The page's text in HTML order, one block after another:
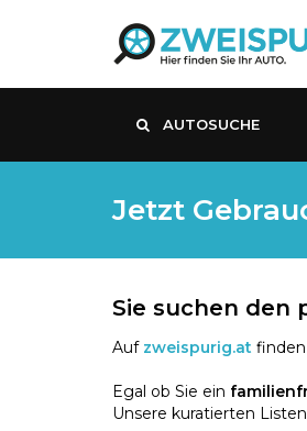
AUTOSUCHE
Jetzt
Sie suchen den
Auf zweispurig.at
Egal ob Sie ein
Unsere kuratierten